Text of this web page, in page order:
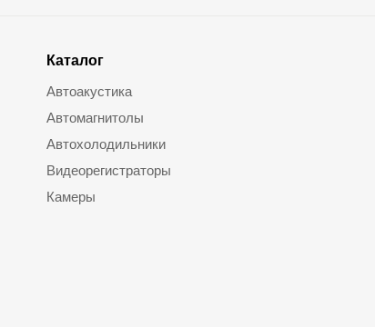
Каталог
Автоакустика
Автомагнитолы
Автохолодильники
Видеорегистраторы
Камеры